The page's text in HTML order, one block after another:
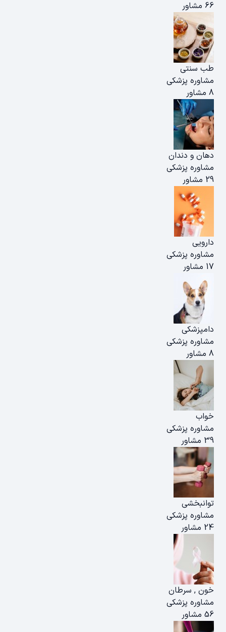
66 مشاور
طب سنتی
مشاوره پزشکی
8 مشاور
دهان و دندان
مشاوره پزشکی
29 مشاور
دارویی
مشاوره پزشکی
17 مشاور
دامپزشکی
مشاوره پزشکی
8 مشاور
خواب
مشاوره پزشکی
39 مشاور
توانبخشی
مشاوره پزشکی
24 مشاور
خون , سرطان
مشاوره پزشکی
56 مشاور